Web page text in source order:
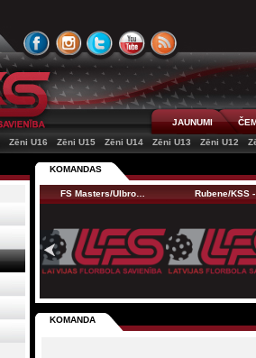
JAUNUMI
Zēni U16 Zēni U15 Zēni U14 Zēni U13 Zēni U12
KOMANDAS
FS Masters/Ulbro… Rubene/KSS
KOMANDA